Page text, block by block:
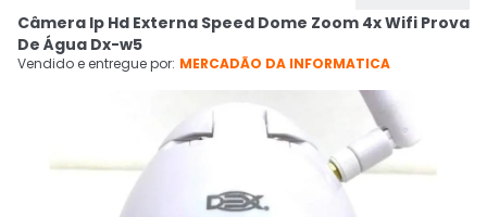
Cupons
Ativar tradutor em libras
CADASTRE-SE
Câmera Ip Hd Externa Speed Dome Zoom 4x Wifi Prova
De Água Dx-w5
Vendido e entregue por: MERCADÃO DA INFORMATICA